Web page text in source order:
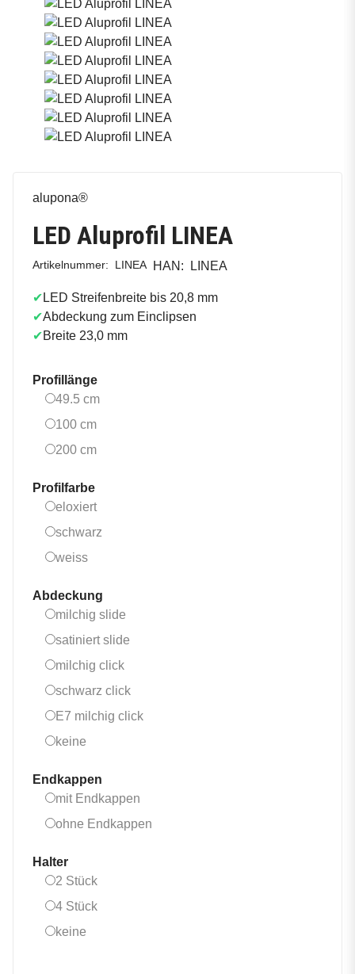
alupona®
LED Aluprofil LINEA
Artikelnummer: LINEA HAN: LINEA
✔ LED Streifenbreite bis 20,8 mm
✔Abdeckung zum Einclipsen
✔Breite 23,0 mm
Profillänge
49.5 cm49.5 cm
100 cm100 cm
200 cm200 cm
Profilfarbe
eloxierteloxiert
schwarz
weissweiss
Abdeckung
milchig slide
satiniert slide
milchig clickmilchig click
schwarz clickschwarz click
E7 milchig clickE7 milchig click
keine
Endkappen
mit Endkappen
ohne Endkappen
Halter
2 Stück2 Stück
4 Stück4 Stück
keine